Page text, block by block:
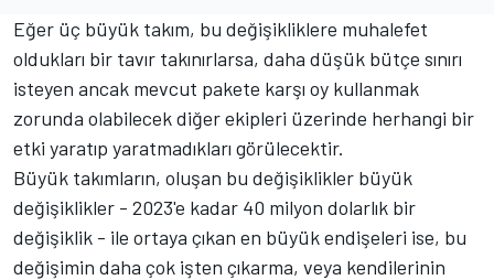
Eğer üç büyük takım, bu değişikliklere muhalefet
oldukları bir tavır takınırlarsa, daha düşük bütçe sınırı
isteyen ancak mevcut pakete karşı oy kullanmak
zorunda olabilecek diğer ekipleri üzerinde herhangi bir
etki yaratıp yaratmadıkları görülecektir.
Büyük takımların, oluşan bu değişiklikler büyük
değişiklikler - 2023'e kadar 40 milyon dolarlık bir
değişiklik - ile ortaya çıkan en büyük endişeleri ise, bu
değişimin daha çok işten çıkarma, veya kendilerinin